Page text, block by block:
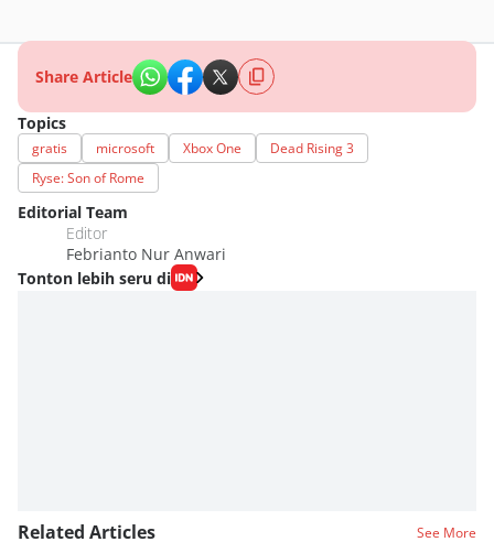
Share Article
Topics
gratis microsoft Xbox One
Dead Rising 3
Ryse: Son of Rome
Editorial Team
Editor
Febrianto Nur Anwari
Tonton lebih seru di
Related Articles See More